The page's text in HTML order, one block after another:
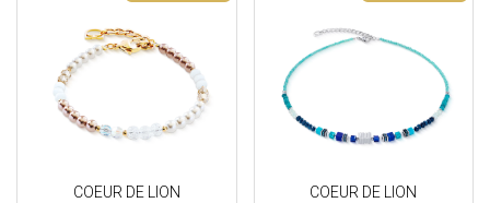
COEUR DE LION COEUR DE LION